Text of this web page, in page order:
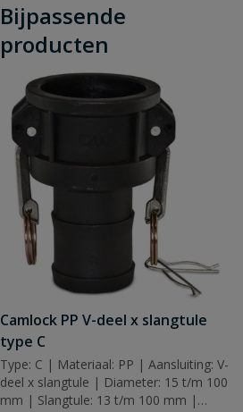
Bijpassende
producten
Camlock PP V-deel x slangtule
type C
Type: C | Materiaal: PP | Aansluiting: V-
deel x slangtule | Diameter: 15 t/m 100
mm | Slangtule: 13 t/m 100 mm |